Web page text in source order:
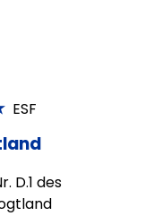
ESF
D.1 des